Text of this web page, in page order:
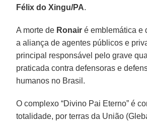
Félix do Xingu/PA.
A morte de Ronair é emblemática e
a aliança de agentes públicos e
principal responsável pelo grave
praticada contra defensoras e
humanos no Brasil.
O complexo “Divino Pai Eterno” é
totalidade, por terras da União